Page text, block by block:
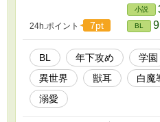
っぽを出しち
な交流を楽しむ
る事情があった
ますのでご注意
24h.ポイント 7pt
小説
BL
BL 年下攻め 学園
異世界
獣耳 白魔
溺愛